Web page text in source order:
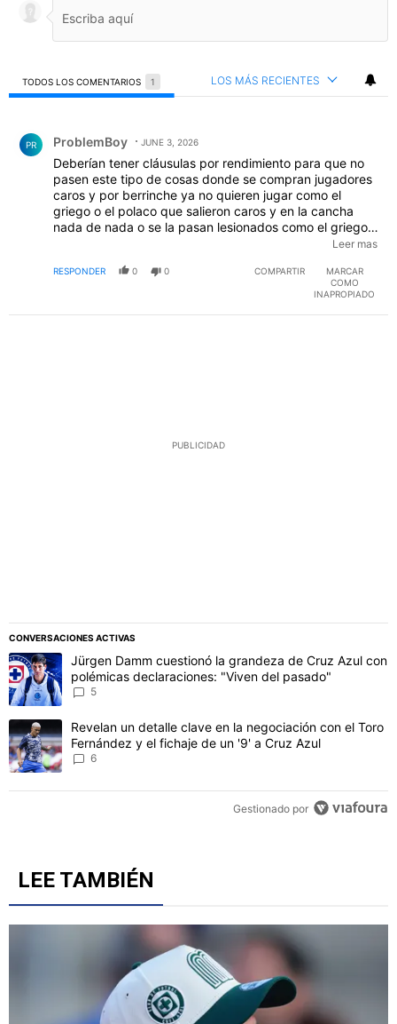
TODOS LOS COMENTARIOS 1 LOS MÁS RECIENTES
PR ProblemBoy JUNE 3, 2026
Deberían tener cláusulas por rendimiento para que no
pasen este tipo de cosas donde se compran jugadores
caros y por berrinche ya no quieren jugar como el
griego o el polaco que salieron caros y en la cancha
nada de nada o se la pasan lesionados como el griego y
el toro, deberían ser más profesionales laboralmente, si
de fácil.
Leer mas
RESPONDER 0 0 COMPARTIR
MARCAR
COMO
INAPROPIADO
PUBLICIDAD
CONVERSACIONES ACTIVAS
Este listado muestra los artículos con más comentarios en los
Un artículo de tendencia con el título "Jürgen Damm cuestionó la
Jürgen Damm cuestionó la grandeza de Cruz Azul con
polémicas declaraciones: "Viven del pasado"
5
Un artículo de tendencia con el título "Revelan un detalle clave
Revelan un detalle clave en la negociación con el Toro
Fernández y el fichaje de un '9' a Cruz Azul
6
Gestionado por
LEE TAMBIÉN